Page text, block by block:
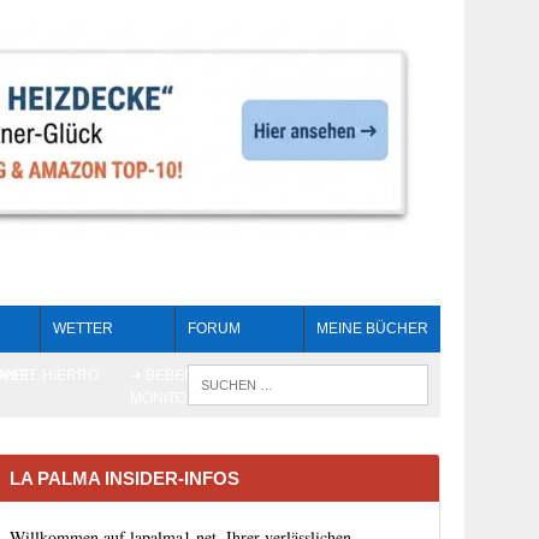
WETTER FORUM MEINE BÜCHER
LA PALMA INSIDER-INFOS